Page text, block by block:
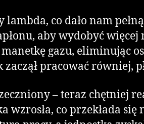
co dało nam
aby wydobyć
gazu, eliminując
pracować równiej,
– teraz chętniej
wzrosła, co przekłada